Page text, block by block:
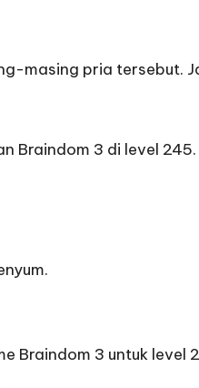
masing pria tersebut.
Braindom 3 di level 245.
Braindom 3 untuk level